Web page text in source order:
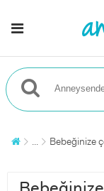
... Bebeğinize